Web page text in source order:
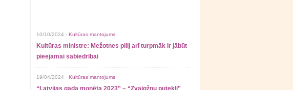
10/10/2024 · Kultūras mantojums
Kultūras ministre: Mežotnes pilij arī turpmāk ir jābūt
pieejamai sabiedrībai
19/04/2024 · Kultūras mantojums
“Latvijas gada monēta 2023” – “Zvaigžņu putekļi”